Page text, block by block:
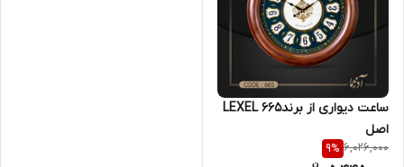
ساعت دیواری از برندLEXEL 665
اصل
6,026,000
9%